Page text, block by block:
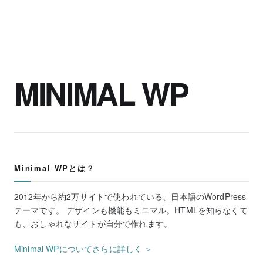
MINIMAL WP
Minimal WPとは？
2012年から約2万サイトで使われている、日本語のWordPress
テーマです。 デザインも機能もミニマル。HTMLを知らなくて
も、おしゃれなサイトが自分で作れます。
Minimal WPについてさらに詳しく ＞